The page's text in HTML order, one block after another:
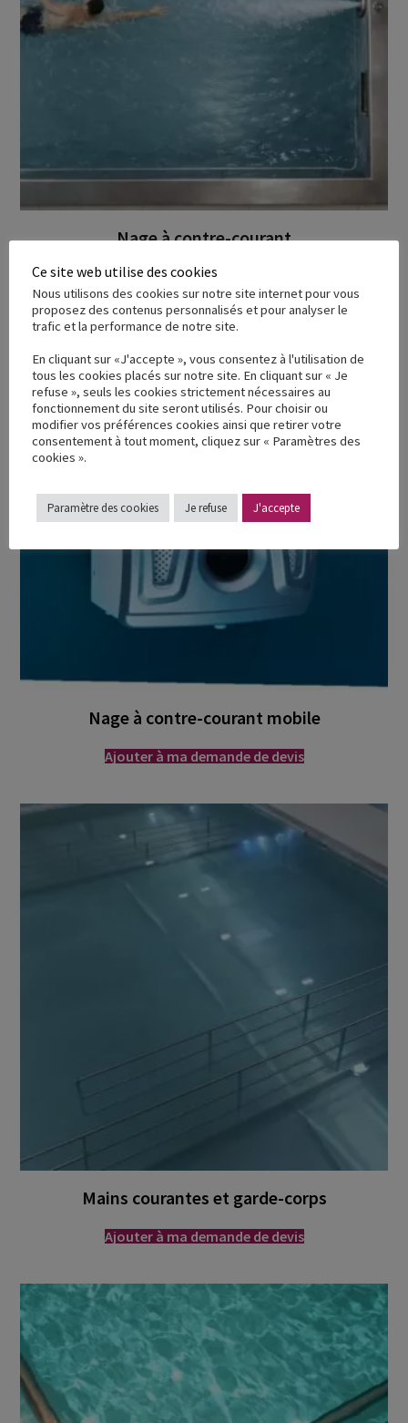
Nage à contre-courant
Ajouter à ma demande de devis
Nage à contre-courant mobile
Ajouter à ma demande de devis
Mains courantes et garde-corps
Ajouter à ma demande de devis
Ce site web utilise des cookies
Nous utilisons des cookies sur notre site internet pour vous
proposez des contenus personnalisés et pour analyser le
trafic et la performance de notre site.
En cliquant sur «J'accepte », vous consentez à l'utilisation de
tous les cookies placés sur notre site. En cliquant sur « Je
refuse », seuls les cookies strictement nécessaires au
fonctionnement du site seront utilisés. Pour choisir ou
modifier vos préférences cookies ainsi que retirer votre
consentement à tout moment, cliquez sur « Paramètres des
cookies ».
Paramètre des cookies Je refuse J'accepte